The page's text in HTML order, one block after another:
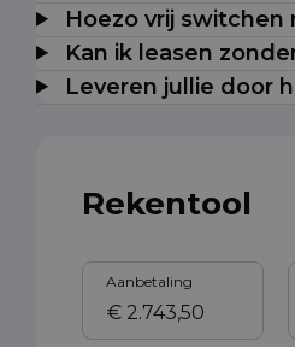
Hoezo vrij switchen
Kan ik leasen
Leveren jullie door
Rekentool
Aanbetaling